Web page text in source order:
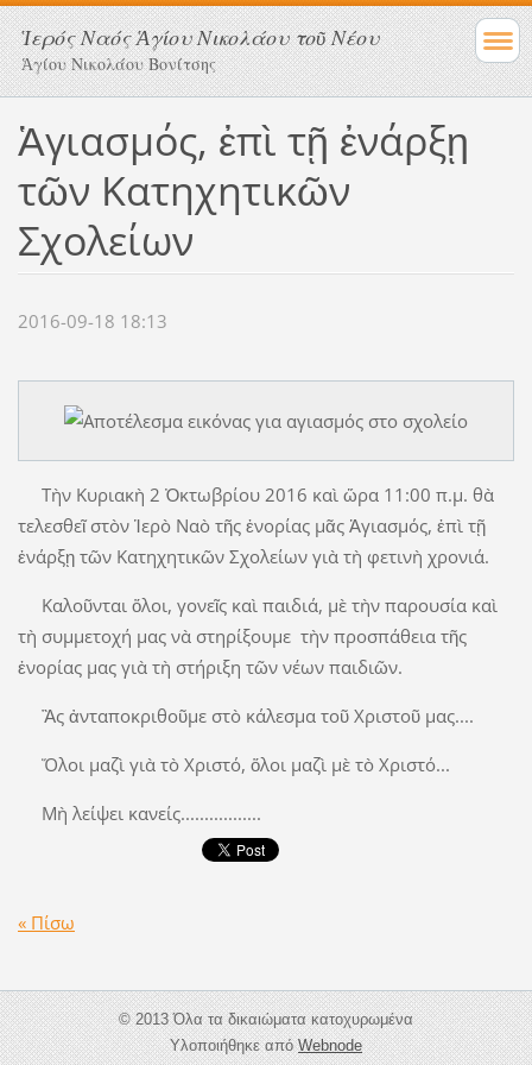
Ἱερός Ναός Ἁγίου Νικολάου τοῦ Νέου
Ἁγίου Νικολάου Βονίτσης
Ἁγιασμός, ἐπὶ τῇ ἐνάρξῃ
τῶν Κατηχητικῶν
Σχολείων
2016-09-18 18:13
Τὴν Κυριακὴ 2 Ὀκτωβρίου 2016 καὶ ὥρα 11:00 π.μ. θὰ
τελεσθεῖ στὸν Ἱερὸ Ναὸ τῆς ἐνορίας μᾶς Ἁγιασμός, ἐπὶ τῇ
ἐνάρξῃ τῶν Κατηχητικῶν Σχολείων γιὰ τὴ φετινὴ χρονιά.
Καλοῦνται ὅλοι, γονεῖς καὶ παιδιά, μὲ τὴν παρουσία καὶ
τὴ συμμετοχή μας νὰ στηρίξουμε τὴν προσπάθεια τῆς
ἐνορίας μας γιὰ τὴ στήριξη τῶν νέων παιδιῶν.
Ἂς ἀνταποκριθοῦμε στὸ κάλεσμα τοῦ Χριστοῦ μας....
Ὅλοι μαζὶ γιὰ τὸ Χριστό, ὅλοι μαζὶ μὲ τὸ Χριστό...
Μὴ λείψει κανείς.................
« Πίσω
© 2013 Όλα τα δικαιώματα κατοχυρωμένα
Υλοποιήθηκε απόWebnode